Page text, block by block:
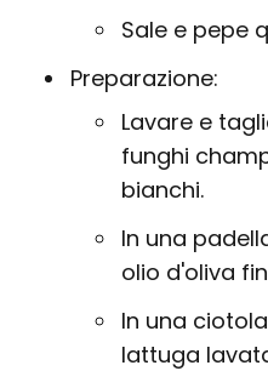
Sale e pepe
Preparazione:
Lavare e
funghi
bianchi.
In una
olio d'oliva
In una
lattuga